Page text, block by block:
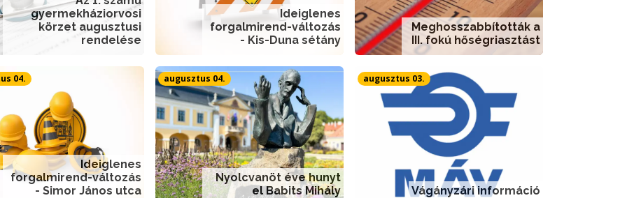
gyermekháziorvosi
körzet augusztusi
rendelése
Ideiglenes
forgalmirend-változás
- Kis-Duna sétány
Meghosszabbították a
III. fokú hőségriasztást
Ideiglenes
forgalmirend-változás
- Simor János utca
04.
Nyolcvanöt éve hunyt
el Babits Mihály
augusztus 04.
Vágányzári információ
augusztus 03.